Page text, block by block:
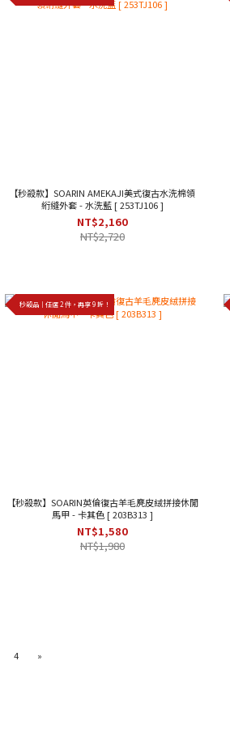
【秒殺款】SOARIN AMEKAJI美式復古水洗棉領
絎縫外套 - 水洗藍 [ 253TJ106 ]
NT$2,160
NT$2,720
秒殺品｜任選 2 件，再享 9 折！
【秒殺款】SOARIN英倫復古羊毛麂皮絨拼接休閒
馬甲 - 卡其色 [ 203B313 ]
NT$1,580
NT$1,980
4 »